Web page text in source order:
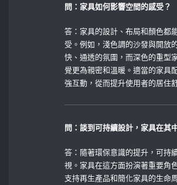
問：家具如何影響空間的感受？
答：家具的設計、布局和顏色都
受。例如，淺色調的沙發與開放
快、通透的氛圍，而深色的重型
覺更為親密和溫暖。適當的家具
強互動，從而提升使用者的居住
問：談到可持續設計，家具在其
答：隨著環保意識的提升，可持
視。家具在這方面扮演著重要角
支持再生產品和簡化家具的生命